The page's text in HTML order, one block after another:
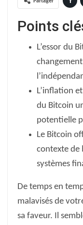
Points
L’essor du
L’inflation
du Bitcoin
potentielle
Le Bitcoin
contexte de
systèmes
De temps en
malavisés de
sa faveur. Il